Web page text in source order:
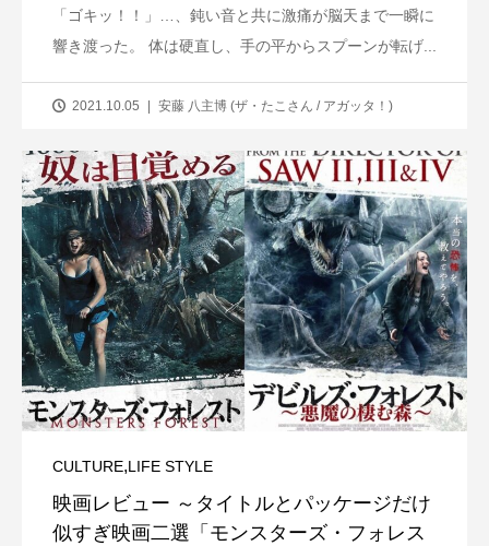
「ゴキッ！！」…、鈍い音と共に激痛が脳天まで一瞬に
響き渡った。 体は硬直し、手の平からスプーンが転げ...
2021.10.05 安藤 八主博 (ザ・たこさん / アガッタ！)
CULTURE,LIFE STYLE
映画レビュー ～タイトルとパッケージだけ
似すぎ映画二選「モンスターズ・フォレス